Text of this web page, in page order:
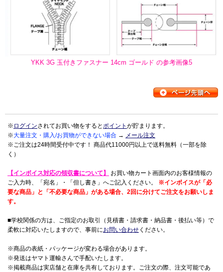
YKK 3G 玉付きファスナー 14cm ゴールド の参考画像5
※ ログインされてお買い物をすると ポイント が貯まります。
※大量注文・購入/お買物ができない場合 → メール注文
※ご注文は24時間受付中です！ 商品代11000円以上で送料無料（一部を除
く）
【インボイス対応の領収書について】
お買い物カート画面内のお客様情報の
ご入力時、「宛名」・「但し書き」へご記入ください。 ※インボイスが「必
要な商品」と「不必要な商品」がある場合、2回に分けてご注文をお願いしま
す。
■学校関係の方は、ご指定のお取引（見積書・請求書・納品書・後払い等）で
柔軟に対応いたしますので、事前にお問い合わせ ください。
※商品の表紙・パッケージが変わる場合があります。
※発送はヤマト運輸さんで手配いたします。
※掲載商品は実店舗と在庫を共有しております。ご注文の際、注文可能であ